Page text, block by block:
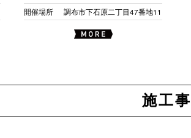
開催場所
調布市下石原二丁目47番地11
施工